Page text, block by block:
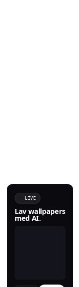
LIVE
Lav wallpapers
med AI.